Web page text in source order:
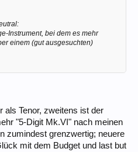
Instrument, bei dem es mehr
einem (gut ausgesuchten)
als Tenor, zweitens ist der
"5-Digit Mk.VI" nach meinen
zumindest grenzwertig; neuere
mit dem Budget und last but